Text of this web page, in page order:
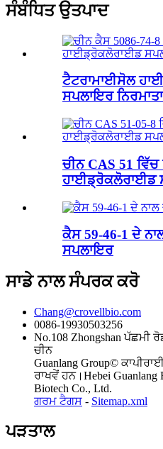
ਸੰਬੰਧਿਤ ਉਤਪਾਦ
ਟੈਟਰਾਮਾਈਸੋਲ
ਸਪਲਾਇਰ
ਚੀਨ CAS 51
ਹਾਈਡ੍ਰੋਕਲੋਰਾਈਡ
ਕੈਸ 59-46-1 ਦੇ
ਸਪਲਾਇਰ
ਸਾਡੇ ਨਾਲ ਸੰਪਰਕ ਕਰੋ
Chang@crovellbio.com
0086-19930503256
No.108 Zhongshan ਪੱਛਮੀ
ਚੀਨ
Guanlang Group©
ਰਾਖਵੇਂ ਹਨ।Hebei Guanlang
Biotech Co., Ltd.
ਗਰਮ ਟੈਗਸ - Sitemap.xml
ਪੜਤਾਲ